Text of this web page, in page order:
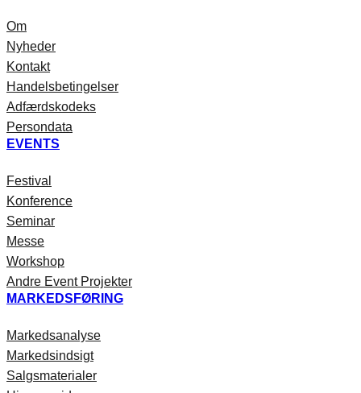
Om
Nyheder
Kontakt
Handelsbetingelser
Adfærdskodeks
Persondata
EVENTS
Festival
Konference
Seminar
Messe
Workshop
Andre Event Projekter
MARKEDSFØRING
Markedsanalyse
Markedsindsigt
Salgsmaterialer